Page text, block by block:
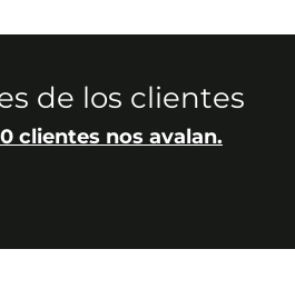
de los clientes
clientes nos avalan.